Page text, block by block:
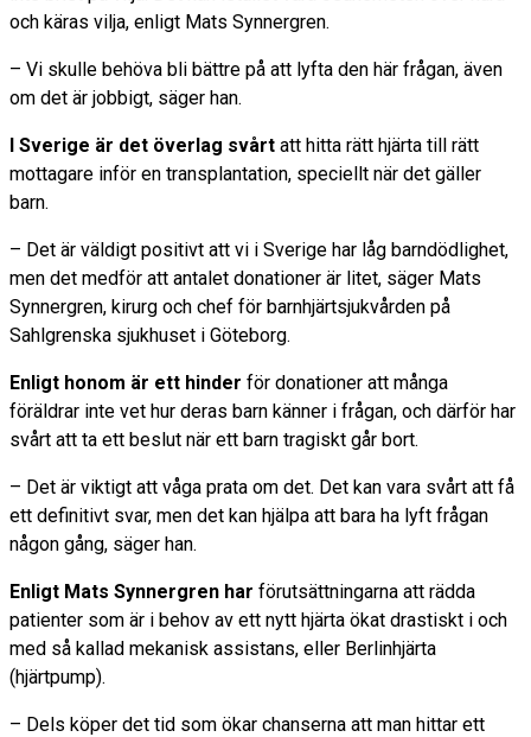
och käras vilja, enligt Mats Synnergren.
– Vi skulle behöva bli bättre på att lyfta den här frågan, även
om det är jobbigt, säger han.
I Sverige är det överlag svårt att hitta rätt hjärta till rätt
mottagare inför en transplantation, speciellt när det gäller
barn.
– Det är väldigt positivt att vi i Sverige har låg barndödlighet,
men det medför att antalet donationer är litet, säger Mats
Synnergren, kirurg och chef för barnhjärtsjukvården på
Sahlgrenska sjukhuset i Göteborg.
Enligt honom är ett hinder för donationer att många
föräldrar inte vet hur deras barn känner i frågan, och därför har
svårt att ta ett beslut när ett barn tragiskt går bort.
– Det är viktigt att våga prata om det. Det kan vara svårt att få
ett definitivt svar, men det kan hjälpa att bara ha lyft frågan
någon gång, säger han.
Enligt Mats Synnergren har förutsättningarna att rädda
patienter som är i behov av ett nytt hjärta ökat drastiskt i och
med så kallad mekanisk assistans, eller Berlinhjärta
(hjärtpump).
– Dels köper det tid som ökar chanserna att man hittar ett